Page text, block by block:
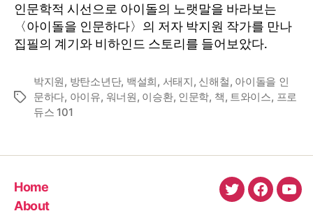
이
돌
문
하
다〉
자
지
원
인문학적 시선으로 아이돌의 노랫말을 바라보는
〈아이돌을 인문하다〉의 저자 박지원 작가를 만나
집필의 계기와 비하인드 스토리를 들어보았다.
Tags
박지원, 방탄소년단, 백설희, 서태지, 신해철, 아이돌을 인
문하다, 아이유, 워너원, 이승환, 인문학, 책, 트와이스, 프로
듀스 101
Home
About
twitter